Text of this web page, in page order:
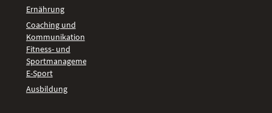
Ernährung
Coaching und
Kommunikation
Fitness- und
Sportmanagement
E-Sport
Ausbildung